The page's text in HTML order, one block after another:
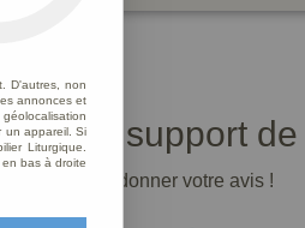
de support
le premier à donner votre avis !
D'autres, non
annonces et
un appareil. Si
Liturgique.
bas à droite